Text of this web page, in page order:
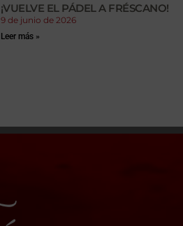
¡VUELVE EL PÁDEL A FRÉSCANO!
9 de junio de 2026
Leer más »